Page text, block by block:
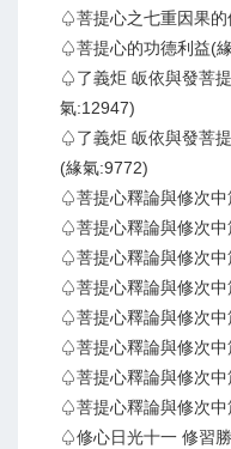
♤菩提心之七重因果
♤菩提心的功德利益(
♤了義炬 皈依與發菩
氣:12947)
♤了義炬 皈依與發菩
(緣氣:9772)
♤菩提心釋論與修次
♤菩提心釋論與修次
♤菩提心釋論與修次
♤菩提心釋論與修次
♤菩提心釋論與修次
♤菩提心釋論與修次
♤菩提心釋論與修次
♤菩提心釋論與修次
♤修心日光十一 修習